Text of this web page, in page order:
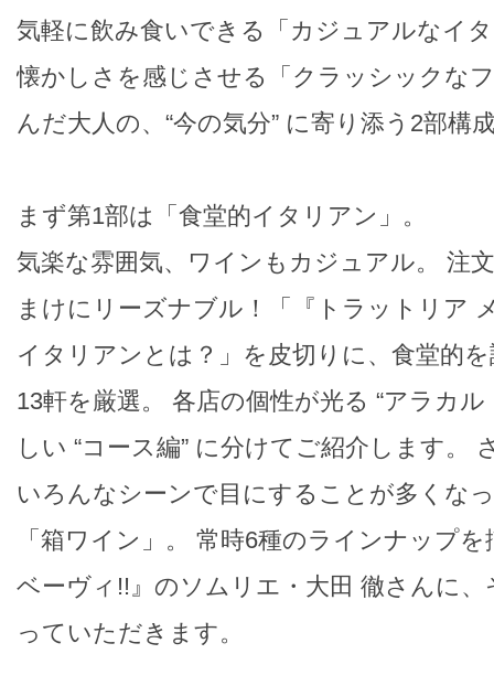
気軽に飲み食いできる「カジュアルなイ
懐かしさを感じさせる「クラッシックな
んだ大人の、“今の気分” に寄り添う2部構
まず第1部は「食堂的イタリアン」。
気楽な雰囲気、ワインもカジュアル。 注
まけにリーズナブル！「『トラットリア
イタリアンとは？」を皮切りに、食堂的
13軒を厳選。 各店の個性が光る “アラカ
しい “コース編” に分けてご紹介します。
いろんなシーンで目にすることが多くな
「箱ワイン」。 常時6種のラインナップ
ベーヴィ!!』のソムリエ・大田 徹さんに
っていただきます。